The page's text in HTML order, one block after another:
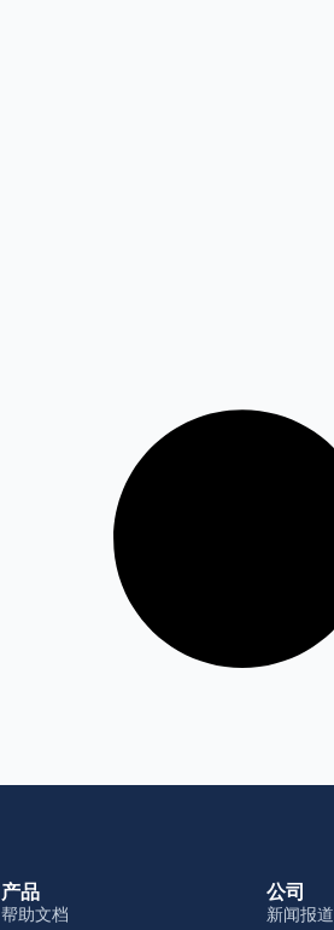
产品
帮助文档
公司
新闻报道